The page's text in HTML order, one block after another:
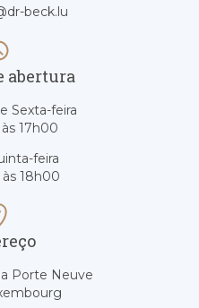
beck.lu
abertura
Sexta-feira
17h00
feira
18h00
Porte Neuve